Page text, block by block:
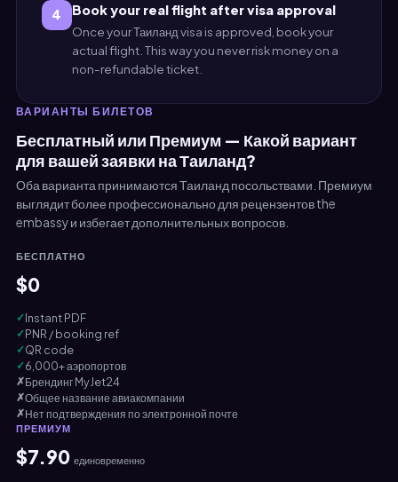
4 Book your real flight after visa approval
Once your Таиланд visa is approved, book your
actual flight. This way you never risk money on a
non-refundable ticket.
ВАРИАНТЫ БИЛЕТОВ
Бесплатный или Премиум — Какой вариант
для вашей заявки на Таиланд?
Оба варианта принимаются Таиланд посольствами. Премиум
выглядит более профессионально для рецензентов the
embassy и избегает дополнительных вопросов.
БЕСПЛАТНО
$0
✓Instant PDF
✓PNR / booking ref
✓QR code
✓6,000+ аэропортов
✗Брендинг MyJet24
✗Общее название авиакомпании
✗Нет подтверждения по электронной почте
ПРЕМИУМ
$7.90 единовременно